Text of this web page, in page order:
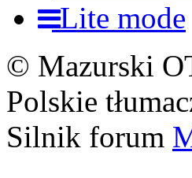
Lite mode
© Mazurski
Polskie
Silnik forum